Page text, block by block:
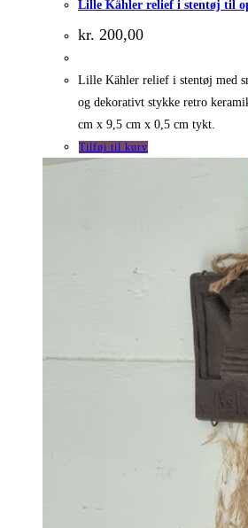
Lille Kähler relief i stentøj til
kr. 200,00
Lille Kähler relief i stentøj med
og dekorativt stykke retro
cm x 9,5 cm x 0,5 cm tykt.
Tilføj til kurv